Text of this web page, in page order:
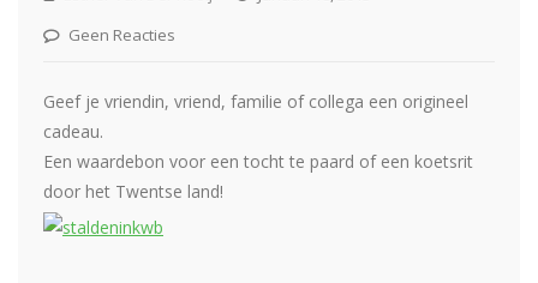
Geen Reacties
Geef je vriendin, vriend, familie of collega een origineel
cadeau.
Een waardebon voor een tocht te paard of een koetsrit
door het Twentse land!